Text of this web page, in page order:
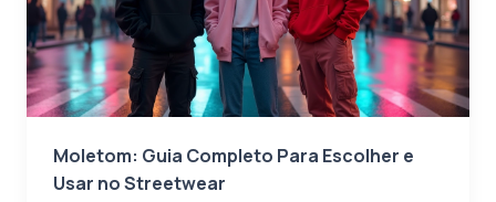
Moletom: Guia Completo Para Escolher e
Usar no Streetwear